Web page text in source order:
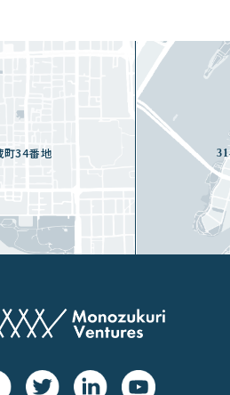
町34番地